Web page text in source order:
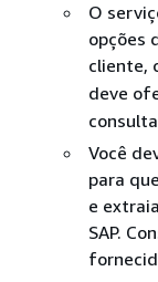
O
opções
cliente,
deve
Você
para
e
SAP.